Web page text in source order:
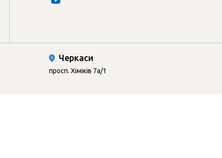
Черкаси
просп. Хіміків 7а/1